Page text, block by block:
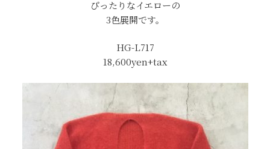
ぴったりなイエローの
3色展開です。
HG-L717
18,600yen+tax